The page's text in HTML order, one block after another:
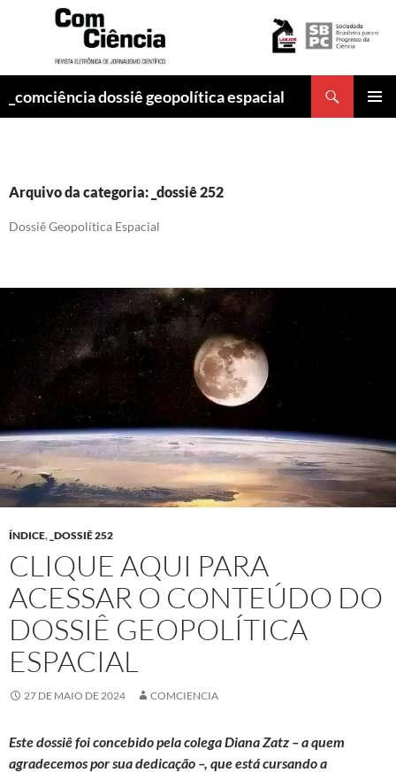
_comciência dossiê geopolítica espacial
Arquivo da categoria: _dossiê 252
Dossiê Geopolítica Espacial
ÍNDICE, _DOSSIÊ 252
CLIQUE AQUI PARA
ACESSAR O CONTEÚDO DO
DOSSIÊ GEOPOLÍTICA
ESPACIAL
27 DE MAIO DE 2024 COMCIENCIA
Este dossiê foi concebido pela colega Diana Zatz – a quem
agradecemos por sua dedicação –, que está cursando a